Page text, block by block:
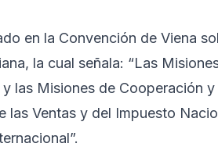
en la Convención de Viena
la cual señala: “Las
las Misiones de Cooperación
las Ventas y del Impuesto